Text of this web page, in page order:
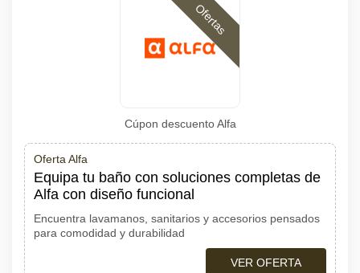
Ofertas
Cúpon descuento Alfa
Oferta Alfa
Equipa tu baño con soluciones completas de
Alfa con diseño funcional
Encuentra lavamanos, sanitarios y accesorios pensados
para comodidad y durabilidad
VER OFERTA